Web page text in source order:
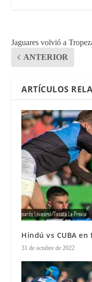
Jaguares volvió a
ANTERIOR
ARTÍCULOS
Hindú vs CUBA en
31 de octubre de 2022